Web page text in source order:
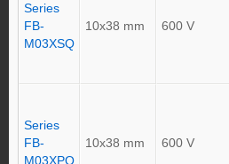
Series
FB-
M03XSQ
10x38 mm 600 V
Series
FB-
M03XPQ
10x38 mm 600 V